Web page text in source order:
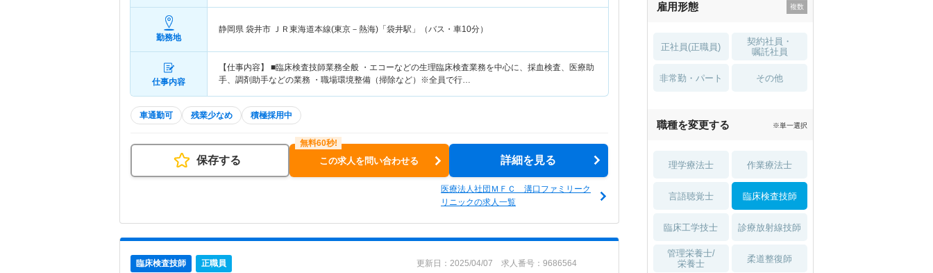
勤務地
静岡県 袋井市 ＪＲ東海道本線(東京－熱海)「袋井駅」（バス・車10分）
仕事内容
【仕事内容】 ■臨床検査技師業務全般 ・エコーなどの生理臨床検査業務を中心に、採血検査、医療助
手、調剤助手などの業務 ・職場環境整備（掃除など）※全員で行…
車通勤可 残業少なめ 積極採用中
保存する この求人を問い合わせる 詳細を見る
医療法人社団ＭＦＣ 溝口ファミリーク
リニックの求人一覧
臨床検査技師 正職員 更新日：2025/04/07 求人番号：9686564
住宅手当・補助
土日祝休 無資格 OK
積極採用中 WEB面接OK
雇用形態
正社員(正職員)
契約社員・
嘱託社員
非常勤・パート その他
職種を変更する ※単一選択
理学療法士 作業療法士
言語聴覚士 臨床検査技師
臨床工学技士 診療放射線技師
管理栄養士/
栄養士
柔道整復師